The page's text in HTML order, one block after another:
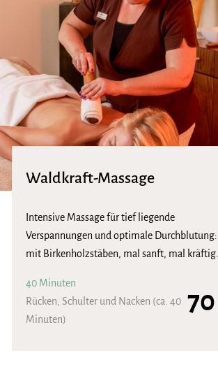
Waldkraft-Massage
Intensive Massage für tief liegende
Verspannungen und optimale Durchblutung:
mit Birkenholzstäben, mal sanft, mal kräftig…
40 Minuten
Rücken, Schulter und Nacken (ca. 40
Minuten)
70